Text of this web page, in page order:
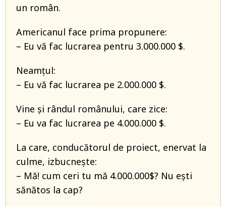
un român.
Americanul face prima propunere:
– Eu vă fac lucrarea pentru 3.000.000 $.
Neamţul:
– Eu vă fac lucrarea pe 2.000.000 $.
Vine şi rândul românului, care zice:
– Eu va fac lucrarea pe 4.000.000 $.
La care, conducătorul de proiect, enervat la
culme, izbucneşte:
– Mă! cum ceri tu mă 4.000.000$? Nu eşti
sănătos la cap?